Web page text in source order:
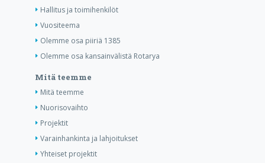
Hallitus ja toimihenkilöt
Vuositeema
Olemme osa piiriä 1385
Olemme osa kansainvälistä Rotarya
Mitä teemme
Mitä teemme
Nuorisovaihto
Projektit
Varainhankinta ja lahjoitukset
Yhteiset projektit